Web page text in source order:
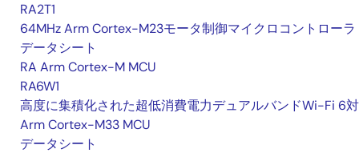
RA2T1
64MHz Arm Cortex-M23モータ制御マイクロコントローラ
データシート
RA Arm Cortex-M MCU
RA6W1
高度に集積化された超低消費電力デュアルバンドWi-Fi 6
Arm Cortex-M33 MCU
データシート